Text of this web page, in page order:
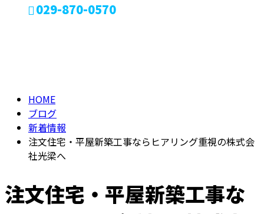
029-870-0570
HOME
ブログ
新着情報
注文住宅・平屋新築工事ならヒアリング重視の株式会
社光梁へ
注文住宅・平屋新築工事な